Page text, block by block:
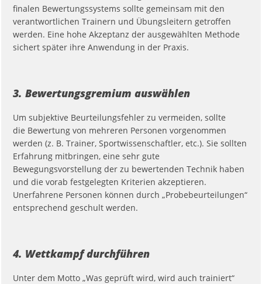
finalen Bewertungssystems sollte gemeinsam mit den
verantwortlichen Trainern und Übungsleitern getroffen
werden. Eine hohe Akzeptanz der ausgewählten Methode
sichert später ihre Anwendung in der Praxis.
3. Bewertungsgremium auswählen
Um subjektive Beurteilungsfehler zu vermeiden, sollte
die Bewertung von mehreren Personen vorgenommen
werden (z. B. Trainer, Sportwissenschaftler, etc.). Sie sollten
Erfahrung mitbringen, eine sehr gute
Bewegungsvorstellung der zu bewertenden Technik haben
und die vorab festgelegten Kriterien akzeptieren.
Unerfahrene Personen können durch „Probebeurteilungen“
entsprechend geschult werden.
4. Wettkampf durchführen
Unter dem Motto „Was geprüft wird, wird auch trainiert“